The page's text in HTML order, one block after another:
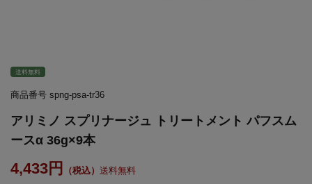
送料無料
商品番号 spng-psa-tr36
アリミノ スプリナージュ トリートメント パフスム
ースα 36g×9本
4,433 送料無料